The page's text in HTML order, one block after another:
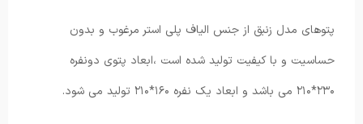
پتوهای مدل زنبق از جنس الیاف پلی استر مرغوب و بدون
حساسیت و با کیفیت تولید شده است ،ابعاد پتوی دونفره
۲۳۰*۲۱۰ می باشد و ابعاد یک نفره ۱۶۰*۲۱۰ تولید می شود.